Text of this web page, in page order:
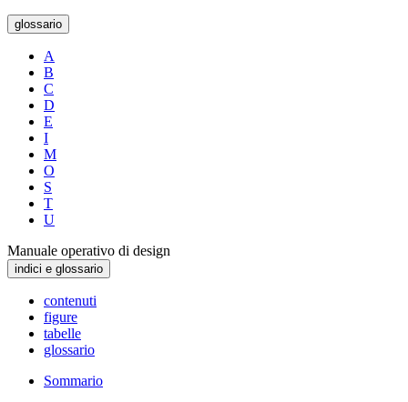
glossario
A
B
C
D
E
I
M
O
S
T
U
Manuale operativo di design
indici e glossario
contenuti
figure
tabelle
glossario
Sommario